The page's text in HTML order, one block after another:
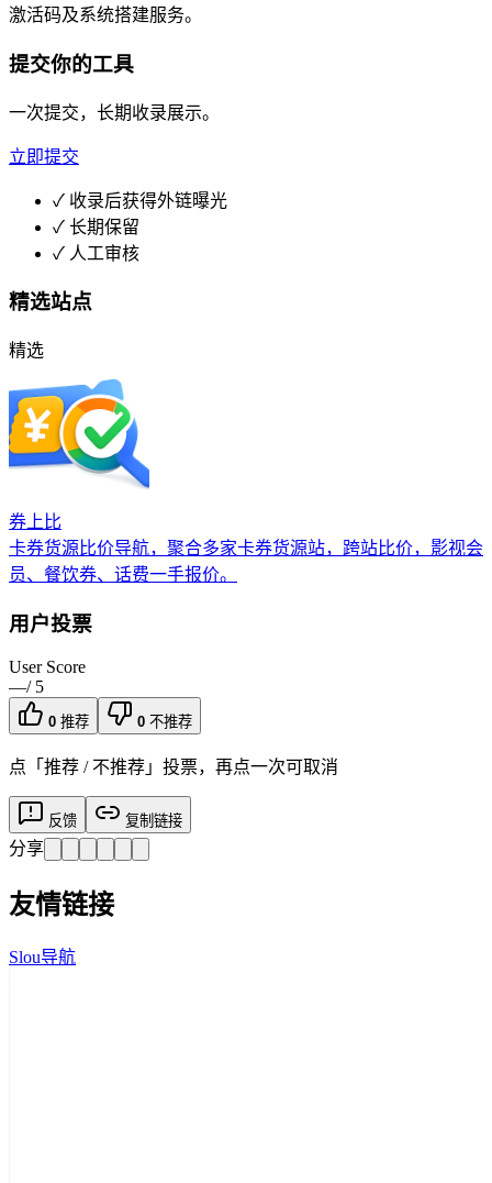
激活码及系统搭建服务。
提交你的工具
一次提交，长期收录展示。
立即提交
✓ 收录后获得外链曝光
✓ 长期保留
✓ 人工审核
精选站点
精选
券上比
卡券货源比价导航，聚合多家卡券货源站，跨站比价，影视会
员、餐饮券、话费一手报价。
用户投票
User Score
—/ 5
0 推荐 0 不推荐
点「推荐 / 不推荐」投票，再点一次可取消
反馈 复制链接
分享
友情链接
Slou导航